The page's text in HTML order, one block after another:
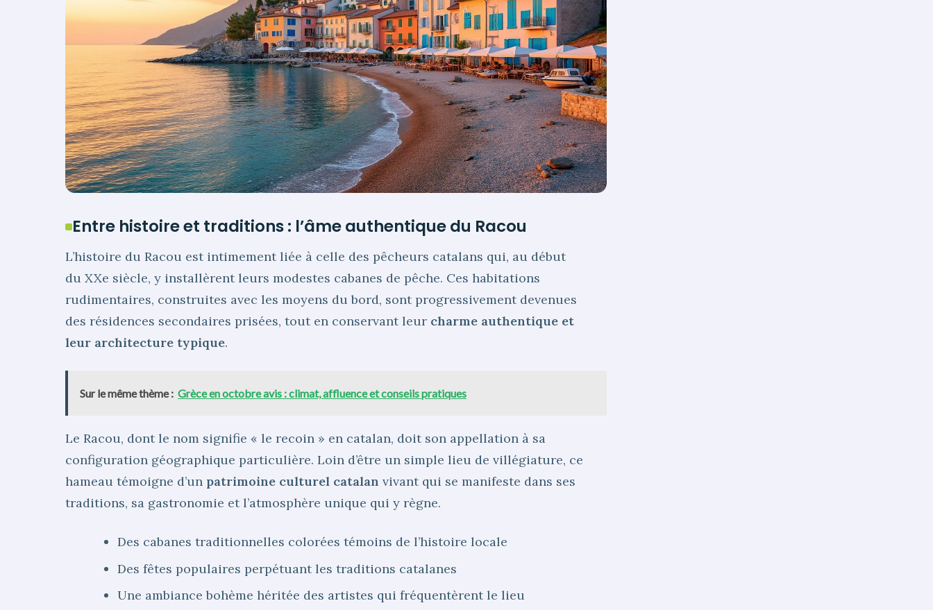
Entre histoire et traditions : l’âme authentique du Racou
L’histoire du Racou est intimement liée à celle des pêcheurs catalans qui, au début
du XXe siècle, y installèrent leurs modestes cabanes de pêche. Ces habitations
rudimentaires, construites avec les moyens du bord, sont progressivement devenues
des résidences secondaires prisées, tout en conservant leur charme authentique et
leur architecture typique.
Sur le même thème : Grèce en octobre avis : climat, affluence et conseils pratiques
Le Racou, dont le nom signifie « le recoin » en catalan, doit son appellation à sa
configuration géographique particulière. Loin d’être un simple lieu de villégiature, ce
hameau témoigne d’un patrimoine culturel catalan vivant qui se manifeste dans ses
traditions, sa gastronomie et l’atmosphère unique qui y règne.
Des cabanes traditionnelles colorées témoins de l’histoire locale
Des fêtes populaires perpétuant les traditions catalanes
Une ambiance bohème héritée des artistes qui fréquentèrent le lieu